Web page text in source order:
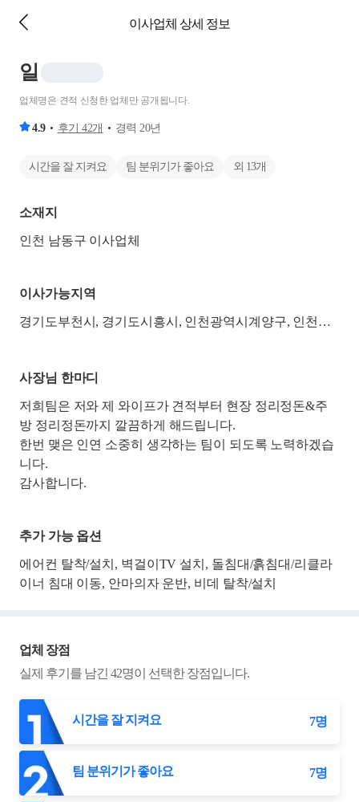
이사업체 상세 정보
일
업체명은 견적 신청한 업체만 공개됩니다.
4.9 후기 42개 경력 20년
시간을 잘 지켜요 팀 분위기가 좋아요 외 13개
소재지
인천 남동구 이사업체
이사가능지역
경기도부천시, 경기도시흥시, 인천광역시계양구, 인천광역시남동구, 인천광역시동구, 인천광역시미추홀구, 인천광역시부평구, 인천광역시서구, 인천광역시연수구, 인천광역시옹진군, 인천광역시중구
사장님 한마디
저희팀은 저와 제 와이프가 견적부터 현장 정리정돈&주
방 정리정돈까지 깔끔하게 해드립니다.
한번 맺은 인연 소중히 생각하는 팀이 되도록 노력하겠습
니다.
감사합니다.
추가 가능 옵션
에어컨 탈착/설치, 벽걸이TV 설치, 돌침대/흙침대/리클라
이너 침대 이동, 안마의자 운반, 비데 탈착/설치
업체 장점
실제 후기를 남긴 42명이 선택한 장점입니다.
시간을 잘 지켜요 7명
팀 분위기가 좋아요 7명